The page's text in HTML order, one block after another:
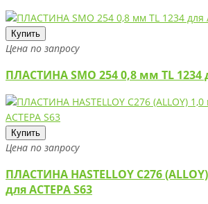
Купить
Цена по запросу
ПЛАСТИНА SMO 254 0,8 мм TL 1234
Купить
Цена по запросу
ПЛАСТИНА HASTELLOY C276
для АСТЕРА S63